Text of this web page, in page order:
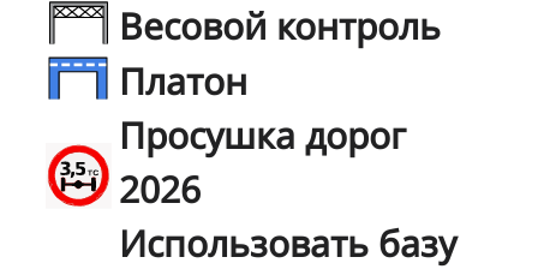
Весовой контроль
Платон
Просушка дорог
2026
Использовать базу